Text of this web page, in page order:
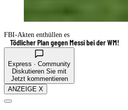
FBI-Akten enthüllen es
Tödlicher Plan gegen Messi bei der WM!
Express · Community
Diskutieren Sie mit
Jetzt kommentieren
ANZEIGE X